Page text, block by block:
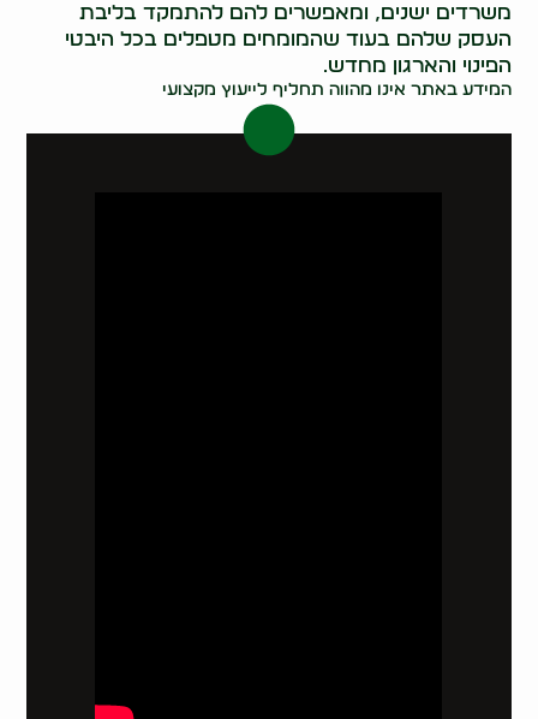
משרדים ישנים, ומאפשרים להם להתמקד בליבת
העסק שלהם בעוד שהמומחים מטפלים בכל היבטי
הפינוי והארגון מחדש.
המידע באתר אינו מהווה תחליף לייעוץ מקצועי